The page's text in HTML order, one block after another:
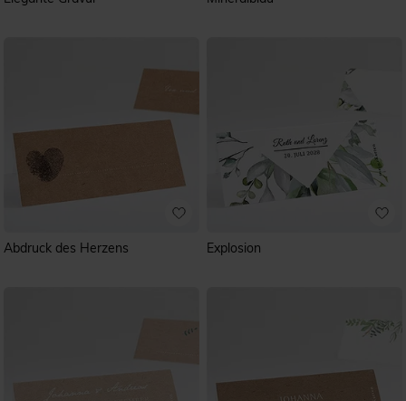
Abdruck des Herzens Explosion